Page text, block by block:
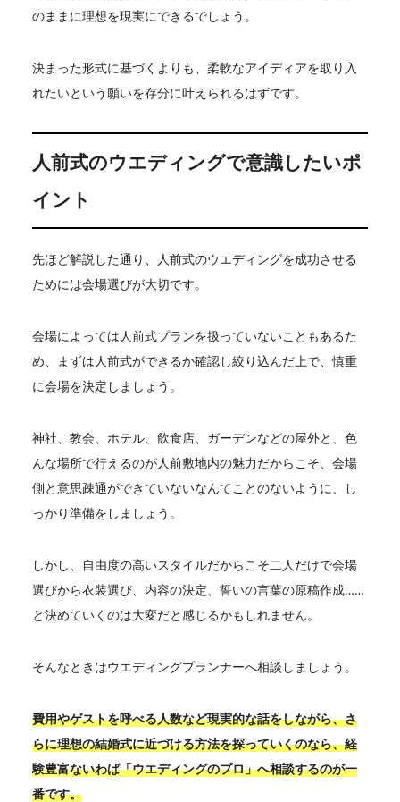
のままに理想を現実にできるでしょう。
決まった形式に基づくよりも、柔軟なアイディアを取り入
れたいという願いを存分に叶えられるはずです。
人前式のウエディングで意識したいポ
イント
先ほど解説した通り、人前式のウエディングを成功させる
ためには会場選びが大切です。
会場によっては人前式プランを扱っていないこともあるた
め、まずは人前式ができるか確認し絞り込んだ上で、慎重
に会場を決定しましょう。
神社、教会、ホテル、飲食店、ガーデンなどの屋外と、色
んな場所で行えるのが人前敷地内の魅力だからこそ、会場
側と意思疎通ができていないなんてことのないように、し
っかり準備をしましょう。
しかし、自由度の高いスタイルだからこそ二人だけで会場
選びから衣装選び、内容の決定、誓いの言葉の原稿作成……
と決めていくのは大変だと感じるかもしれません。
そんなときはウエディングプランナーへ相談しましょう。
費用やゲストを呼べる人数など現実的な話をしながら、さ
らに理想の結婚式に近づける方法を探っていくのなら、経
験豊富ないわば「ウエディングのプロ」へ相談するのが一
番です。